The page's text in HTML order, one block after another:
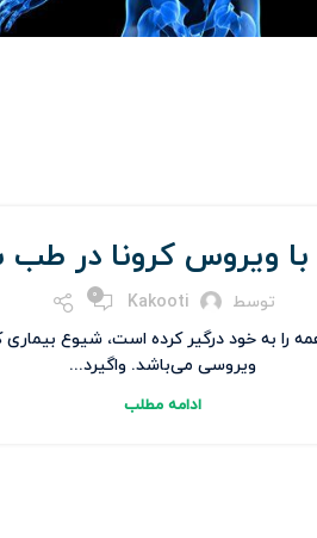
با ویروس کرونا در
توسط Kakooti
0
را به خود درگیر کرده است، شیوع بیماری
ویروسی می‌باشد. واگیرد...
ادامه مطلب